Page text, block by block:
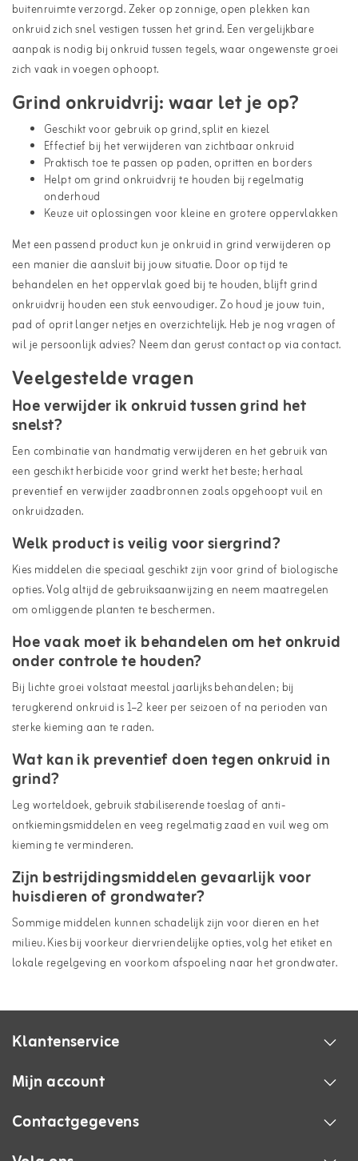
buitenruimte verzorgd. Zeker op zonnige, open plekken kan
onkruid zich snel vestigen tussen het grind. Een vergelijkbare
aanpak is nodig bijonkruid tussen tegels, waar ongewenste groei
zich vaak in voegen ophoopt.
Grind onkruidvrij: waar let je op?
Geschikt voor gebruik op grind, split en kiezel
Effectief bij het verwijderen van zichtbaar onkruid
Praktisch toe te passen op paden, opritten en borders
Helpt om grind onkruidvrij te houden bij regelmatig
onderhoud
Keuze uit oplossingen voor kleine en grotere oppervlakken
Met een passend product kun je onkruid in grind verwijderen op
een manier die aansluit bij jouw situatie. Door op tijd te
behandelen en het oppervlak goed bij te houden, blijft grind
onkruidvrij houden een stuk eenvoudiger. Zo houd je jouw tuin,
pad of oprit langer netjes en overzichtelijk. Heb je nog vragen of
wil je persoonlijk advies? Neem dan gerust contact op viacontact.
Veelgestelde vragen
Hoe verwijder ik onkruid tussen grind het
snelst?
Een combinatie van handmatig verwijderen en het gebruik van
een geschikt herbicide voor grind werkt het beste; herhaal
preventief en verwijder zaadbronnen zoals opgehoopt vuil en
onkruidzaden.
Welk product is veilig voor siergrind?
Kies middelen die speciaal geschikt zijn voor grind of biologische
opties. Volg altijd de gebruiksaanwijzing en neem maatregelen
om omliggende planten te beschermen.
Hoe vaak moet ik behandelen om het onkruid
onder controle te houden?
Bij lichte groei volstaat meestal jaarlijks behandelen; bij
terugkerend onkruid is 1–2 keer per seizoen of na perioden van
sterke kieming aan te raden.
Wat kan ik preventief doen tegen onkruid in
grind?
Leg worteldoek, gebruik stabiliserende toeslag of anti-
ontkiemingsmiddelen en veeg regelmatig zaad en vuil weg om
kieming te verminderen.
Zijn bestrijdingsmiddelen gevaarlijk voor
huisdieren of grondwater?
Sommige middelen kunnen schadelijk zijn voor dieren en het
milieu. Kies bij voorkeur diervriendelijke opties, volg het etiket en
lokale regelgeving en voorkom afspoeling naar het grondwater.
Klantenservice
Mijn account
Contactgegevens